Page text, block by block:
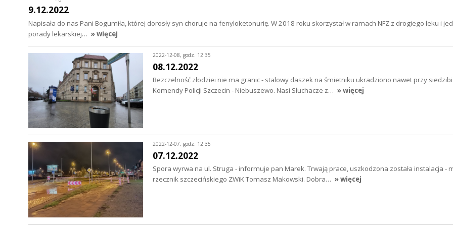
9.12.2022
Napisała do nas Pani Bogumiła, której dorosły syn choruje na fenyloketonurię. W 2018 roku skorzystał w ramach NFZ z drogiego leku i
porady lekarskiej… » więcej
2022-12-08, godz. 12:35
08.12.2022
Bezczelność złodziei nie ma granic - stalowy daszek na śmietniku ukradziono nawet przy
Komendy Policji Szczecin - Niebuszewo. Nasi Słuchacze z… » więcej
2022-12-07, godz. 12:35
07.12.2022
Spora wyrwa na ul. Struga - informuje pan Marek. Trwają prace, uszkodzona została instalacja -
rzecznik szczecińskiego ZWiK Tomasz Makowski. Dobra… » więcej